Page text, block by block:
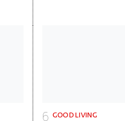
GOOD LIVING